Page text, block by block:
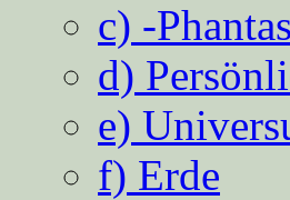
c) -
d)
e)
f) Erde